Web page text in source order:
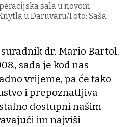
sala u novom
u Daruvaru/Foto: Saša
dr. Mario Bartol,
sada je kod nas
vrijeme, pa će tako
i prepoznatljiva
dostupni našim
im najviši